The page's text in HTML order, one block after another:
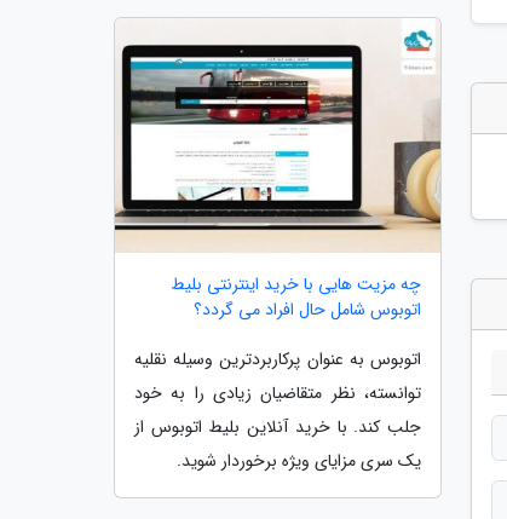
چه مزیت هایی با خرید اینترنتی بلیط
اتوبوس شامل حال افراد می گردد؟
اتوبوس به عنوان پرکاربردترین وسیله نقلیه
توانسته، نظر متقاضیان زیادی را به خود
جلب کند. با خرید آنلاین بلیط اتوبوس از
یک سری مزایای ویژه برخوردار شوید.